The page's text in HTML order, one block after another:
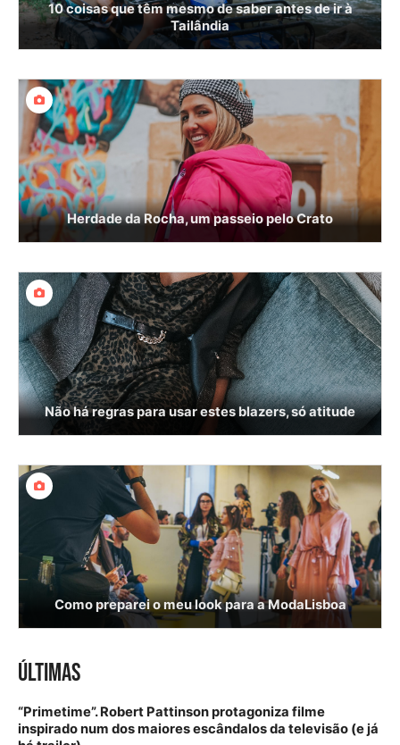
10 coisas que têm mesmo de saber antes de ir à
Tailândia
Herdade da Rocha, um passeio pelo Crato
Não há regras para usar estes blazers, só atitude
Como preparei o meu look para a ModaLisboa
ÚLTIMAS
“Primetime”. Robert Pattinson protagoniza filme
inspirado num dos maiores escândalos da televisão (e já